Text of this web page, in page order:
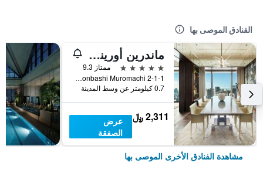
الفنادق الموصى بها
ماندرين أورينتال، طوكيو
5 نجوم
ممتاز 9.3
2-1-1 Nihonbashi Muromachi, طوكيو, اليابان
0.7 كيلومتر عن وسط المدينة
2,311 ﷼
عرض
الصفقة
مشاهدة الفنادق الأخرى الموصى بها